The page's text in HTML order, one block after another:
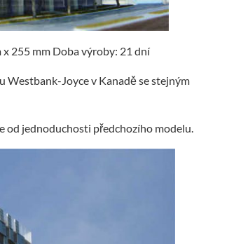
255 mm Doba výroby: 21 dní
Westbank-Joyce v Kanadě se stejným
od jednoduchosti předchozího modelu.